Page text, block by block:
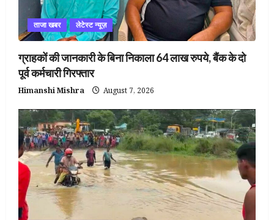
ताजा खबर लेटेस्ट न्यूज़
ग्राहकों की जानकारी के बिना निकाला 64 लाख रुपये, बैंक के दो
पूर्व कर्मचारी गिरफ्तार
Himanshi Mishra August 7, 2026